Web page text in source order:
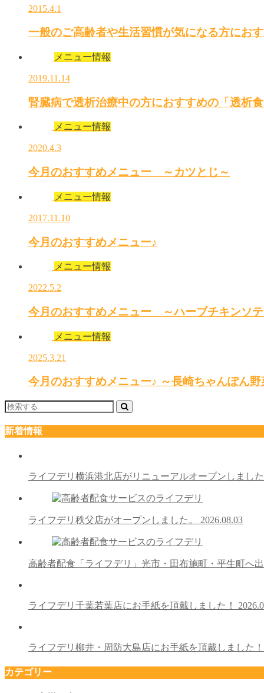
2015.4.1
一般のご高齢者や生活習慣が気になる方におす
メニュー情報
2019.11.14
腎臓病で透析治療中の方におすすめの「透析食
メニュー情報
2020.4.3
今月のおすすめメニュー ～カツとじ～
メニュー情報
2017.11.10
今月のおすすめメニュー♪
メニュー情報
2022.5.2
今月のおすすめメニュー ～ハーブチキンソテ
メニュー情報
2025.3.21
今月のおすすめメニュー♪ ～長崎ちゃんぽん野
新着情報
ライフデリ横浜港北店がリニューアルオープンしました
ライフデリ秩父店がオープンしました。 2026.08.03
高齢者配食「ライフデリ」光市・田布施町・平生町へ
ライフデリ千葉若葉店にお手紙を頂戴しました！
ライフデリ柳井・周防大島店にお手紙を頂戴しました！
カテゴリー